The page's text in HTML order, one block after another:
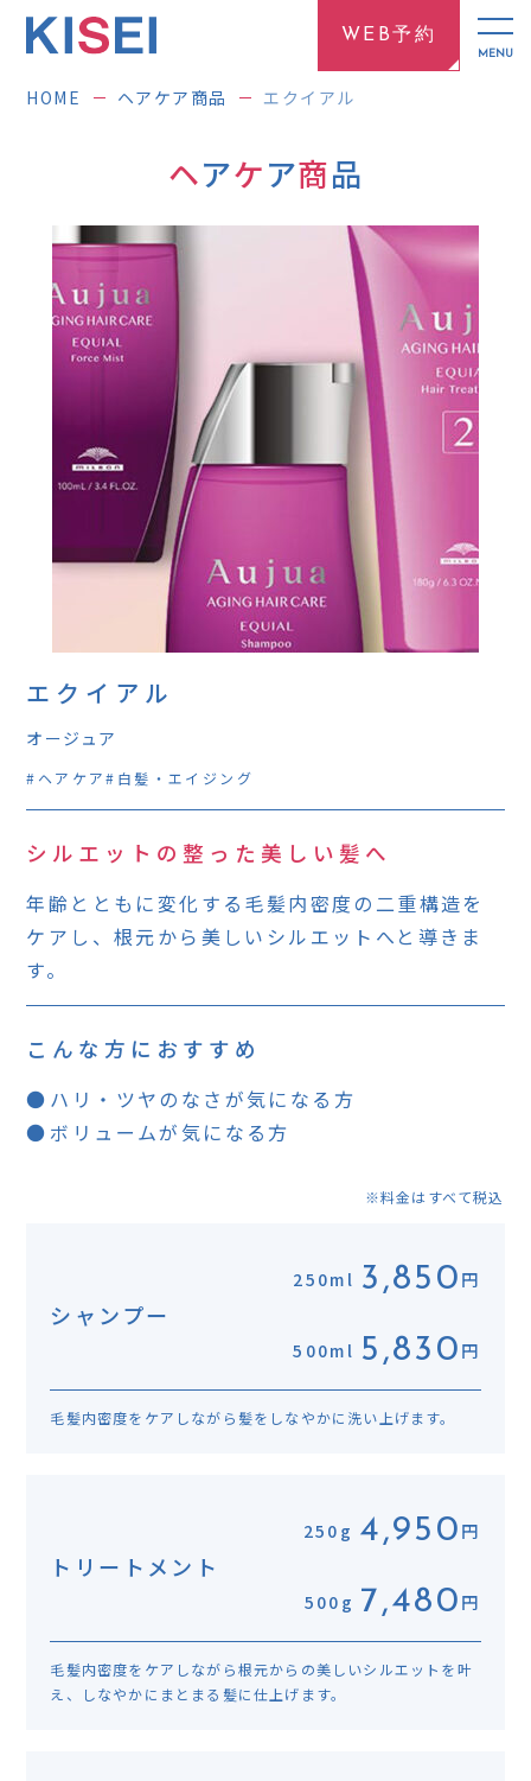
WEB予約
HOME ヘアケア商品 エクイアル
ヘアケア商品
エクイアル
オージュア
ヘアケア 白髪・エイジング
シルエットの整った美しい髪へ
年齢とともに変化する毛髪内密度の二重構造を
ケアし、根元から美しいシルエットへと導きま
す。
こんな方におすすめ
ハリ・ツヤのなさが気になる方
ボリュームが気になる方
※料金はすべて税込
シャンプー
250ml 3,850 円
500ml 5,830 円
毛髪内密度をケアしながら髪をしなやかに洗い上げます。
トリートメント
250g 4,950 円
500g 7,480 円
毛髪内密度をケアしながら根元からの美しいシルエットを叶
え、しなやかにまとまる髪に仕上げます。